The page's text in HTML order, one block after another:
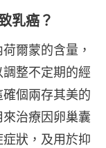
乳癌？
爾蒙的含量，
整不定期的經
個兩存其美的
治療因卵巢囊
狀，及用於抑